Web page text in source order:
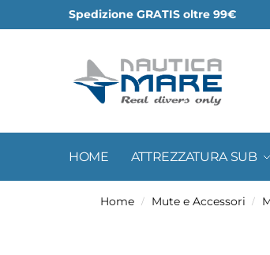
Spedizione GRATIS oltre 99€
HOME ATTREZZATURA SUB
Home / Mute e Accessori /